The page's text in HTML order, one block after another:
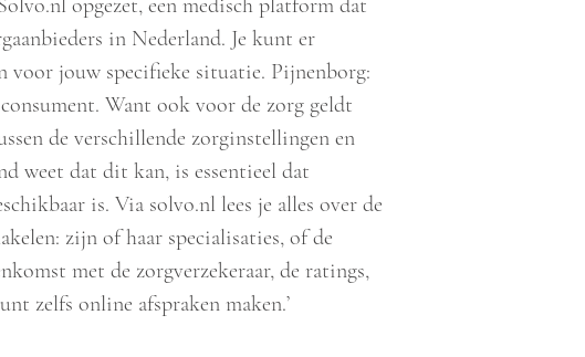
opgezet, een medisch platform dat
in Nederland. Je kunt er
voor jouw specifieke situatie. Pijnenborg:
Want ook voor de zorg geldt
de verschillende zorginstellingen en
weet dat dit kan, is essentieel dat
is. Via solvo.nl lees je alles over de
zijn of haar specialisaties, of de
met de zorgverzekeraar, de ratings,
zelfs online afspraken maken.’